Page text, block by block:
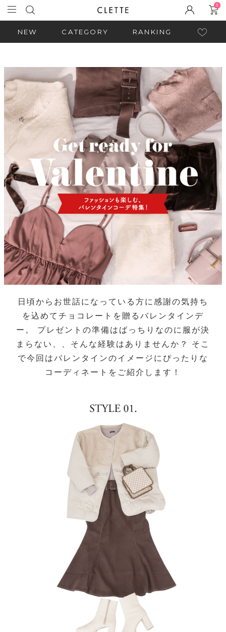
0
NEW CATEGORY RANKING
日頃からお世話になっている方に感謝の気持ち
を込めてチョコレートを贈るバレンタインデ
ー。 プレゼントの準備はばっちりなのに服が決
まらない、、そんな経験はありませんか？ そこ
で今回はバレンタインのイメージにぴったりな
コーディネートをご紹介します！